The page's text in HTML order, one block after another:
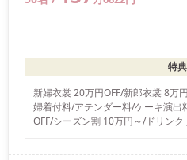
特典
新婦衣裳 20万円OFF/新郎衣裳 8万
婦着付料/アテンダー料/ケーキ演
OFF/シーズン割 10万円～/ドリン